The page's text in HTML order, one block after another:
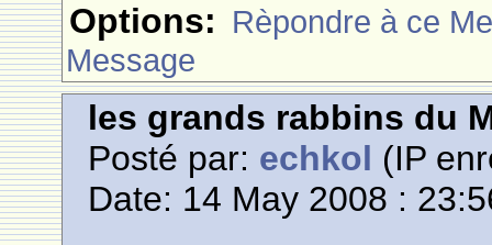
Options: Rèpondre à ce
Message
les grands rabbins du
Posté par: echkol (IP
Date: 14 May 2008 :